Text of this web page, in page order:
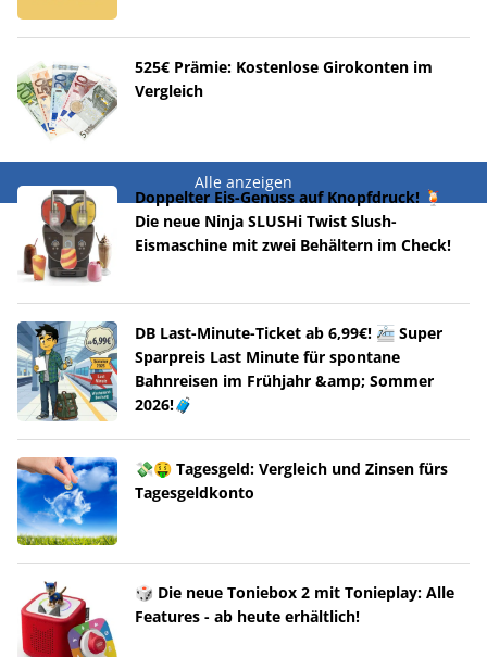
525€ Prämie: Kostenlose Girokonten im
Vergleich
Alle anzeigen
Doppelter Eis-Genuss auf Knopfdruck! 🍹
Die neue Ninja SLUSHi Twist Slush-
Eismaschine mit zwei Behältern im Check!
DB Last-Minute-Ticket ab 6,99€! 🚈 Super
Sparpreis Last Minute für spontane
Bahnreisen im Frühjahr &amp; Sommer
2026!🧳
💸🤑 Tagesgeld: Vergleich und Zinsen fürs
Tagesgeldkonto
🎲 Die neue Toniebox 2 mit Tonieplay: Alle
Features - ab heute erhältlich!